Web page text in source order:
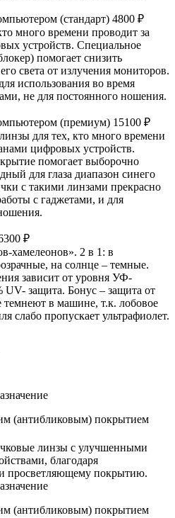
(стандарт) 4800 ₽
много времени проводит за
устройств. Специальное
помогает снизить
света от излучения мониторов.
использования во время
не для постоянного ношения.
(премиум) 15100 ₽
для тех, кто много времени
цифровых устройств.
помогает выборочно
для глаза диапазон синего
с такими линзами прекрасно
с гаджетами, и для
₽
хамелеонов». 2 в 1: в
на солнце – темные.
зависит от уровня УФ-
UV- защита. Бонус – защита от
темнеют в машине, т.к. лобовое
слабо пропускает ультрафиолет.
(антибликовым) покрытием
линзы с улучшенными
благодаря
просветляющему покрытию.
(антибликовым) покрытием